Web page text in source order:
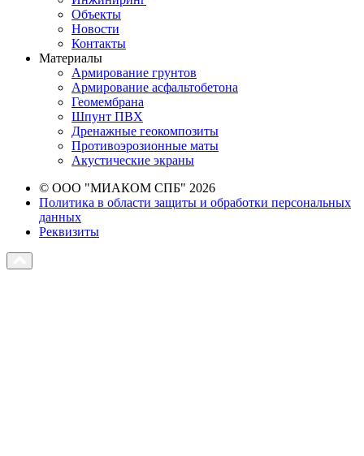
Объекты
Новости
Контакты
Материалы
Армирование грунтов
Армирование асфальтобетона
Геомембрана
Шпунт ПВХ
Дренажные геокомпозиты
Противоэрозионные маты
Акустические экраны
© ООО "МИАКОМ СПБ" 2026
Политика в области защиты и обработки персональных
данных
Реквизиты